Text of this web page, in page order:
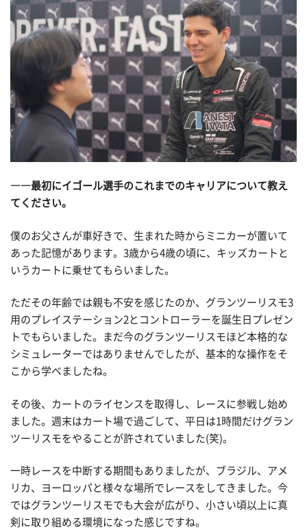
――最初にイゴール選手のこれまでのキャリアについて教え
てください。
僕のお父さんが車好きで、生まれた時からミニカーが置いて
あった記憶があります。3歳から4歳の頃に、キッズカートと
いうカートに乗せてもらいました。
ただその年齢では親も不安を感じたのか、グランツーリスモ3
用のプレイステーション2とコントローラーを誕生日プレゼン
トでもらいました。まだ今のグランツーリスモほど本格的な
シミュレーターではありませんでしたが、基本的な操作をそ
こから学べましたね。
その後、カートのライセンスを取得し、レースに参戦し始め
ました。週末はカート場で過ごして、平日は1時間だけグラン
ツーリスモをやることが許されていました(笑)。
一時レースを中断する期間もありましたが、ブラジル、アメ
リカ、ヨーロッパと様々な場所でレースをしてきました。今
ではグランツーリスモでも大会が広がり、小さい頃以上に真
剣に取り組める環境になった感じですね。